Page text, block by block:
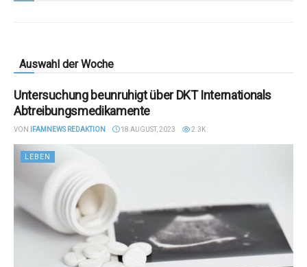
Auswahl der Woche
Untersuchung beunruhigt über DKT Internationals
Abtreibungsmedikamente
VON IFAMNEWS REDAKTION 18 AUGUST, 2023 2.3K
LEBEN